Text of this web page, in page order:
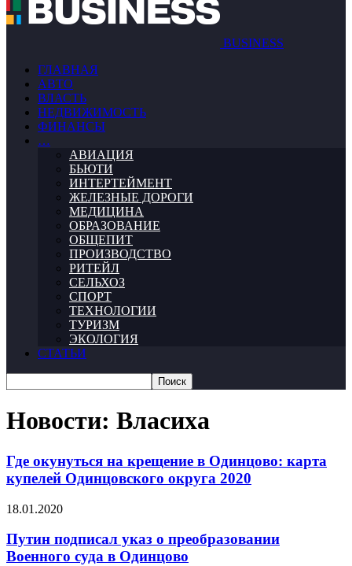
BUSINESS
ГЛАВНАЯ
АВТО
ВЛАСТЬ
НЕДВИЖИМОСТЬ
ФИНАНСЫ
…
АВИАЦИЯ
БЬЮТИ
ИНТЕРТЕЙМЕНТ
ЖЕЛЕЗНЫЕ ДОРОГИ
МЕДИЦИНА
ОБРАЗОВАНИЕ
ОБЩЕПИТ
ПРОИЗВОДСТВО
РИТЕЙЛ
СЕЛЬХОЗ
СПОРТ
ТЕХНОЛОГИИ
ТУРИЗМ
ЭКОЛОГИЯ
СТАТЬИ
Новости: Власиха
Где окунуться на крещение в Одинцово: карта
купелей Одинцовского округа 2020
18.01.2020
Путин подписал указ о преобразовании
Военного суда в Одинцово